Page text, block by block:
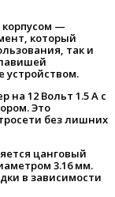
—
который
так и
устройством.
на 12 Вольт 1.5 А с
Это
без лишних
цанговый
3.16 мм.
в зависимости